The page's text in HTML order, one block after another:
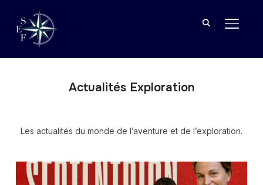
Actualités Exploration
Les actualités du monde de l’aventure et de l’exploration.